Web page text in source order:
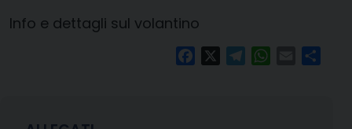
Info e dettagli sul volantino
FacebookTelegramWhatsApp
Email